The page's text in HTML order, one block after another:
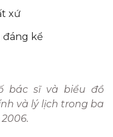
xứ
đáng kể
bác sĩ và biểu đồ
và lý lịch trong ba